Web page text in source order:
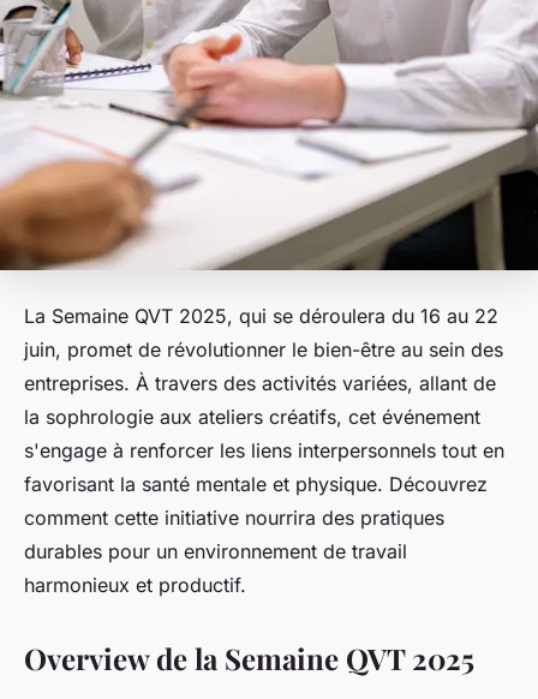
La Semaine QVT 2025, qui se déroulera du 16 au 22
juin, promet de révolutionner le bien-être au sein des
entreprises. À travers des activités variées, allant de
la sophrologie aux ateliers créatifs, cet événement
s'engage à renforcer les liens interpersonnels tout en
favorisant la santé mentale et physique. Découvrez
comment cette initiative nourrira des pratiques
durables pour un environnement de travail
harmonieux et productif.
Overview de la Semaine QVT 2025